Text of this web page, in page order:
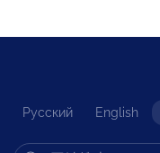
Русский English